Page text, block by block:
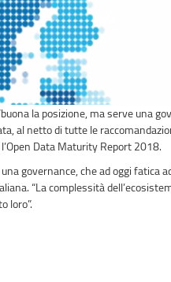
la posizione, ma serve una
al netto di tutte le
Data Maturity Report 2018.
governance, che ad oggi
“La complessità
loro”.